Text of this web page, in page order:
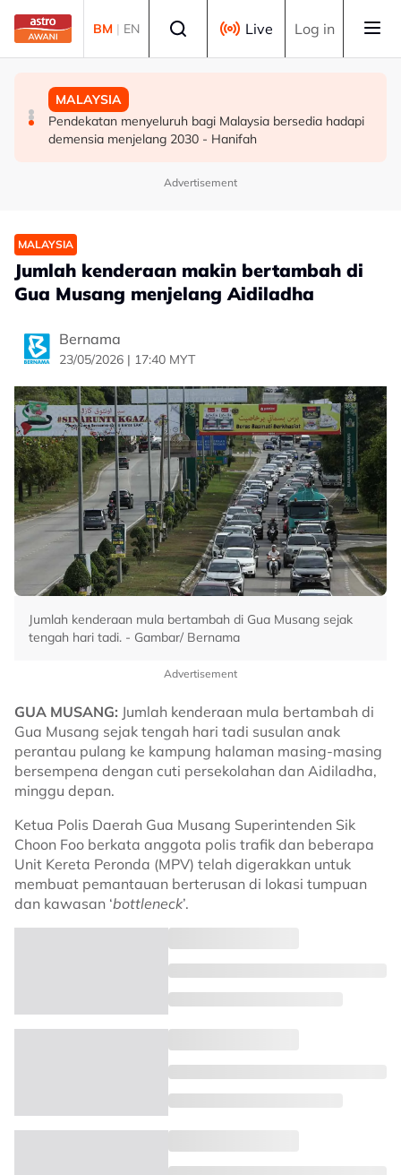
Skip to main content
BM | EN Live Log in
DUNIA
Kebakaran hutan di Gunung Bromo cecah 60 hektar,
sokongan udara digerakkan
DUNIA
Jerman naikkan anggaran kematian berkaitan haba
kepada hampir 12,000
MALAYSIA
Pendekatan menyeluruh bagi Malaysia bersedia hadapi
demensia menjelang 2030 - Hanifah
Advertisement
MALAYSIA
Jumlah kenderaan makin bertambah di
Gua Musang menjelang Aidiladha
Bernama
23/05/2026 | 17:40 MYT
Jumlah kenderaan mula bertambah di Gua Musang sejak
tengah hari tadi. - Gambar/ Bernama
Advertisement
GUA MUSANG: Jumlah kenderaan mula bertambah di
Gua Musang sejak tengah hari tadi susulan anak
perantau pulang ke kampung halaman masing-masing
bersempena dengan cuti persekolahan dan Aidiladha,
minggu depan.
Ketua Polis Daerah Gua Musang Superintenden Sik
Choon Foo berkata anggota polis trafik dan beberapa
Unit Kereta Peronda (MPV) telah digerakkan untuk
membuat pemantauan berterusan di lokasi tumpuan
dan kawasan ‘bottleneck’.